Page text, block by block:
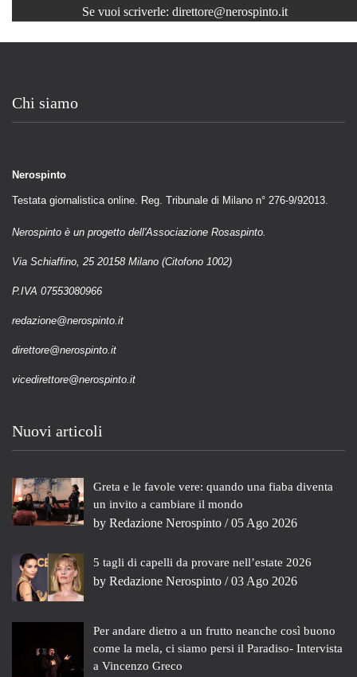
Se vuoi scriverle: direttore@nerospinto.it
Chi siamo
Nerospinto
Testata giornalistica online. Reg. Tribunale di Milano n° 276-9/92013.
Nerospinto è un progetto dell'Associazione Rosaspinto.
Via Schiaffino, 25 20158 Milano (Citofono 1002)
P.IVA 07553080966
redazione@nerospinto.it
direttore@nerospinto.it
vicedirettore@nerospinto.it
Nuovi articoli
Greta e le favole vere: quando una fiaba diventa
un invito a cambiare il mondo
by Redazione Nerospinto / 05 Ago 2026
5 tagli di capelli da provare nell’estate 2026
by Redazione Nerospinto / 03 Ago 2026
Per andare dietro a un frutto neanche così buono
come la mela, ci siamo persi il Paradiso- Intervista
a Vincenzo Greco